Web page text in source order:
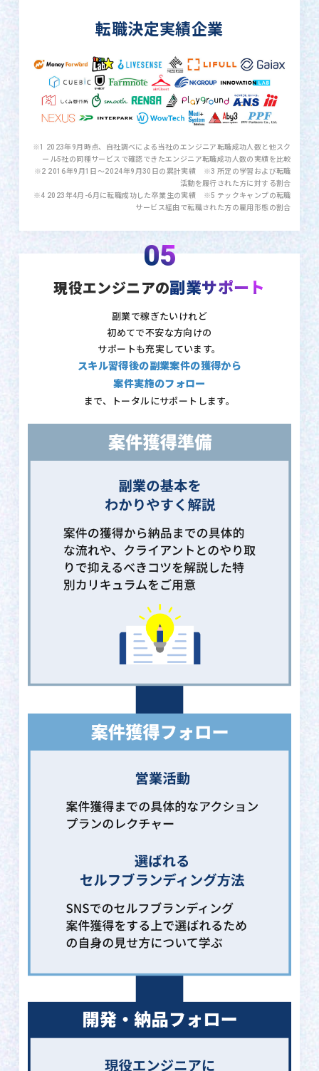
転職決定実績企業
※1 2023年9月時点、自社調べによる当社のエンジニア転職成功人数と他スク
ール5社の同種サービスで確認できたエンジニア転職成功人数の実績を比較
※2 2016年9月1日〜2024年9月30日の累計実績 ※3 所定の学習および転職
活動を履行された方に対する割合
※4 2023年4月-6月に転職成功した卒業生の実績 ※5 テックキャンプの転職
サービス経由で転職された方の雇用形態の割合
05
現役エンジニアの副業サポート
副業で稼ぎたいけれど
初めてで不安な方向けの
サポートも充実しています。
スキル習得後の副業案件の獲得から
案件実施のフォロー
まで、トータルにサポートします。